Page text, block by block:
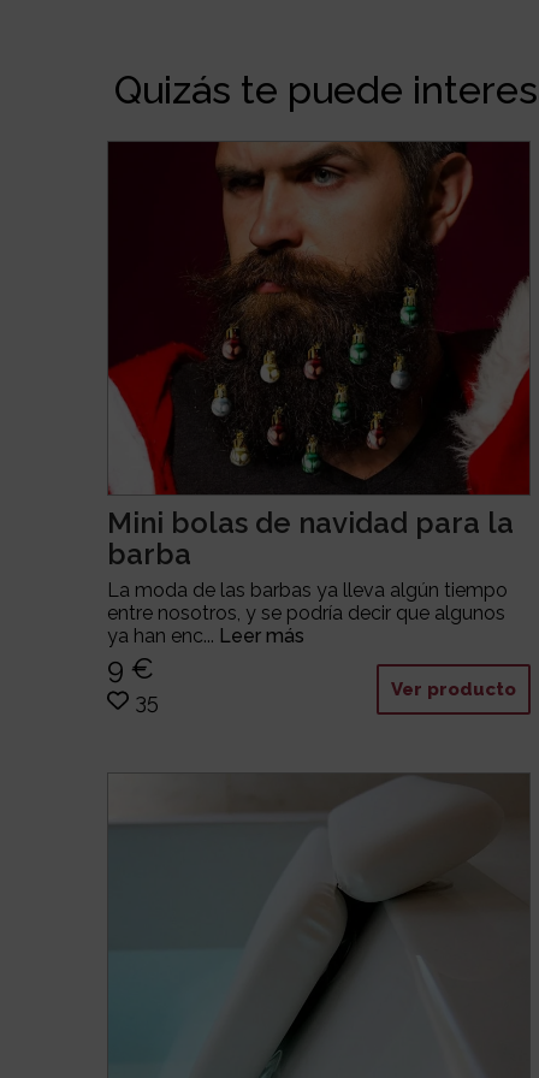
Quizás te puede
Mini bolas de navidad para la
barba
La moda de las barbas ya lleva algún tiempo
entre nosotros, y se podría decir que algunos
ya han enc... Leer más
9 €
35 Ver producto